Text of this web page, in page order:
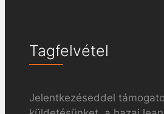
Tagfelvétel
Jelentkezéseddel